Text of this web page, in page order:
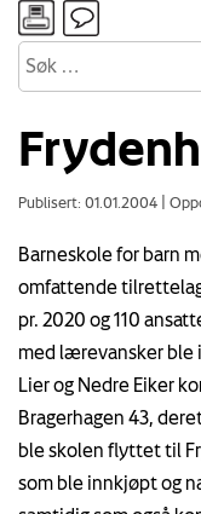
Publisert: 01.01.2004
Barneskole for barn
omfattende
pr. 2020 og 110
med lærevansker ble
Lier og Nedre Eiker
Bragerhagen 43,
ble skolen flyttet til
som ble innkjøpt og